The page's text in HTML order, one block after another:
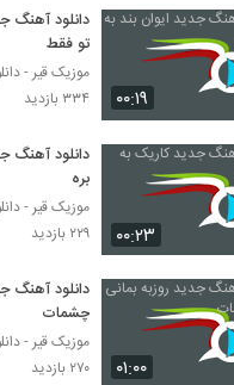
آهنگ گرشا رضایی بنام
۶۰۵ بازدید
Hajian Cheshaye Naz)
۳۹۴ بازدید
آهنگ احسان مهدیان بنام
۲۸۱ بازدید
امیر تفریط آهنگ عشق
۵۲۱ بازدید
۰۰:۱۹
دانلود آهنگ
تو فقط
موزیک قیر -
۳۳۴ بازدید
۰۰:۲۳
دانلود آهنگ
بره
موزیک قیر -
۲۲۹ بازدید
۰۱:۰۰
دانلود آهنگ
چشمات
موزیک قیر -
۲۷۰ بازدید